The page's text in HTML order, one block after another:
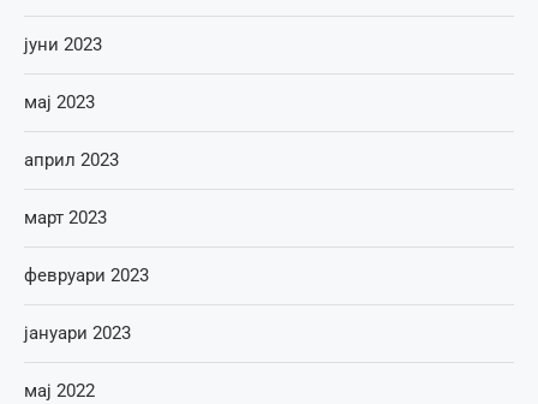
јуни 2023
мај 2023
април 2023
март 2023
февруари 2023
јануари 2023
мај 2022